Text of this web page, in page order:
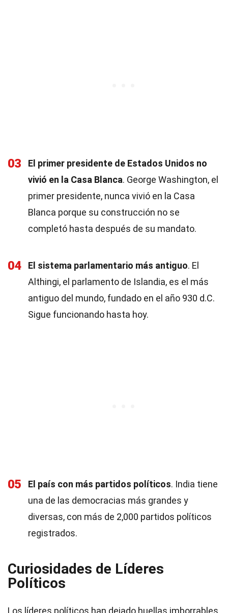
03
El primer presidente de Estados Unidos no
vivió en la Casa Blanca. George Washington, el
primer presidente, nunca vivió en la Casa
Blanca porque su construcción no se
completó hasta después de su mandato.
04 El sistema parlamentario más antiguo. El
Althingi, el parlamento de Islandia, es el más
antiguo del mundo, fundado en el año 930 d.C.
Sigue funcionando hasta hoy.
05 El país con más partidos políticos. India tiene
una de las democracias más grandes y
diversas, con más de 2,000 partidos políticos
registrados.
Curiosidades de Líderes
Políticos
Los líderes políticos han dejado huellas imborrables